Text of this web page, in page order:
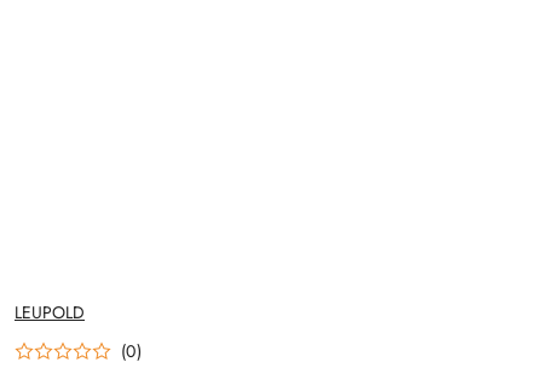
NAZWA
PRODUCENTA:
LEUPOLD
(0)